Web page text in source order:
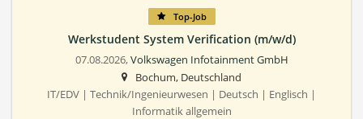
Top-Job
Werkstudent System Verification (m/w/d)
07.08.2026,Volkswagen Infotainment GmbH
Bochum, Deutschland
IT/EDV | Technik/Ingenieurwesen | Deutsch | Englisch |
Informatik allgemein